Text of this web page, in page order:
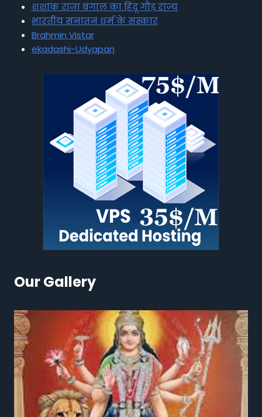
शशांक राजा बंगाल का हिंदू गौड़ राज्य
भारतीय सनातन धर्म के संस्कार
Brahmin Vistar
ekadashi-Udyapan
Our Gallery